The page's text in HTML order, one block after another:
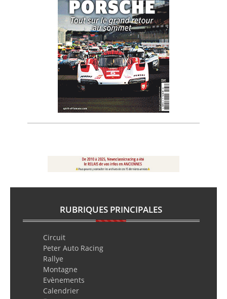
RUBRIQUES PRINCIPALES
Circuit
Peter Auto Racing
Rallye
Montagne
Evènements
Calendrier